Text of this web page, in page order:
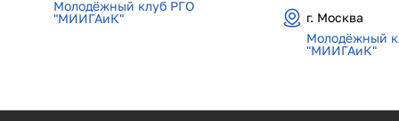
Молодёжный клуб РГО
"МИИГАиК"
г. Москва
Молодёжный
"МИИГАиК"